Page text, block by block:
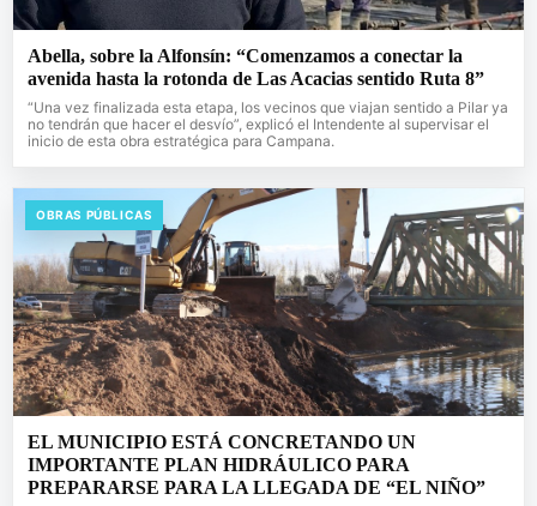
Abella, sobre la Alfonsín: “Comenzamos a conectar la
avenida hasta la rotonda de Las Acacias sentido Ruta 8”
“Una vez finalizada esta etapa, los vecinos que viajan sentido a Pilar ya
no tendrán que hacer el desvío”, explicó el Intendente al supervisar el
inicio de esta obra estratégica para Campana.
OBRAS PÚBLICAS
EL MUNICIPIO ESTÁ CONCRETANDO UN
IMPORTANTE PLAN HIDRÁULICO PARA
PREPARARSE PARA LA LLEGADA DE “EL NIÑO”